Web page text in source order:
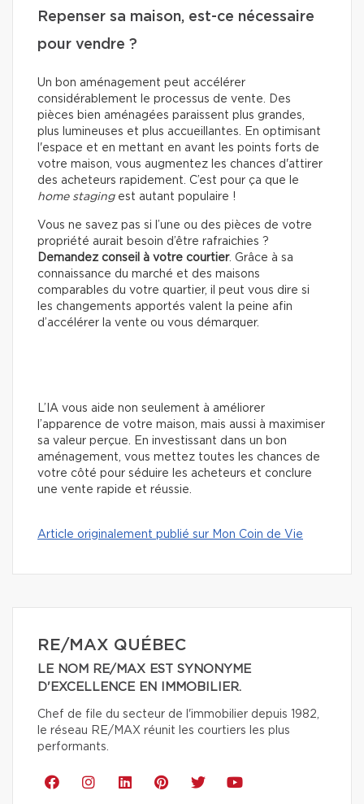
Repenser sa maison, est-ce nécessaire
pour vendre ?
Un bon aménagement peut accélérer
considérablement le processus de vente. Des
pièces bien aménagées paraissent plus grandes,
plus lumineuses et plus accueillantes. En optimisant
l'espace et en mettant en avant les points forts de
votre maison, vous augmentez les chances d'attirer
des acheteurs rapidement. C’est pour ça que le
home stagingest autant populaire !
Vous ne savez pas si l’une ou des pièces de votre
propriété aurait besoin d’être rafraichies ?
Demandez conseil à votre courtier. Grâce à sa
connaissance du marché et des maisons
comparables du votre quartier, il peut vous dire si
les changements apportés valent la peine afin
d’accélérer la vente ou vous démarquer.
L’IA vous aide non seulement à améliorer
l’apparence de votre maison, mais aussi à maximiser
sa valeur perçue. En investissant dans un bon
aménagement, vous mettez toutes les chances de
votre côté pour séduire les acheteurs et conclure
une vente rapide et réussie.
Article originalement publié sur Mon Coin de Vie
RE/MAX QUÉBEC
LE NOM RE/MAX EST SYNONYME
D'EXCELLENCE EN IMMOBILIER.
Chef de file du secteur de l'immobilier depuis 1982,
le réseau RE/MAX réunit les courtiers les plus
performants.